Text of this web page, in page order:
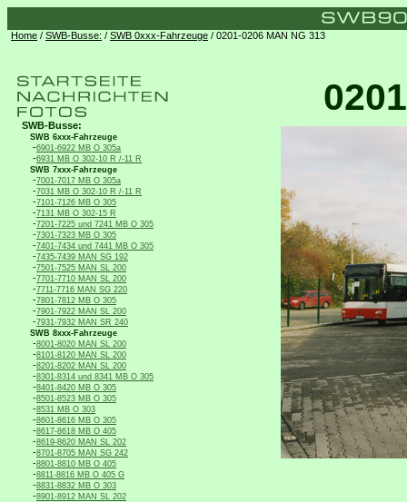
Home / SWB-Busse: / SWB 0xxx-Fahrzeuge / 0201-0206 MAN NG 313
SWB-Busse:
SWB 6xxx-Fahrzeuge
-6901-6922 MB O 305a
-6931 MB O 302-10 R /-11 R
SWB 7xxx-Fahrzeuge
-7001-7017 MB O 305a
-7031 MB O 302-10 R /-11 R
-7101-7126 MB O 305
-7131 MB O 302-15 R
-7201-7225 und 7241 MB O 305
-7301-7323 MB O 305
-7401-7434 und 7441 MB O 305
-7435-7439 MAN SG 192
-7501-7525 MAN SL 200
-7701-7710 MAN SL 200
-7711-7716 MAN SG 220
-7801-7812 MB O 305
-7901-7922 MAN SL 200
-7931-7932 MAN SR 240
SWB 8xxx-Fahrzeuge
-8001-8020 MAN SL 200
-8101-8120 MAN SL 200
-8201-8202 MAN SL 200
-8301-8314 und 8341 MB O 305
-8401-8420 MB O 305
-8501-8523 MB O 305
-8531 MB O 303
-8601-8616 MB O 305
-8617-8618 MB O 405
-8619-8620 MAN SL 202
-8701-8705 MAN SG 242
-8801-8810 MB O 405
-8811-8816 MB O 405 G
-8831-8832 MB O 303
-8901-8912 MAN SL 202